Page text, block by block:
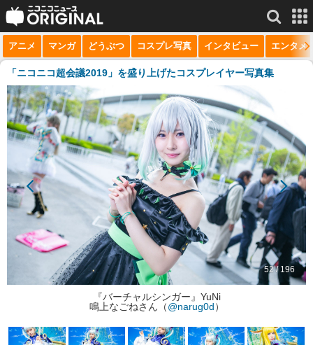
サービス一覧 もっと見る
niconico
動画
生放送
ニュース
チャンネル
マンガ
ニコニコQ
アニメ マンガ どうぶつ コスプレ写真 インタビュー エンタメ
「ニコニコ超会議2019」を盛り上げたコスプレイヤー写真集
52 / 196
『バーチャルシンガー』YuNi
鳴上なごねさん（@narug0d）